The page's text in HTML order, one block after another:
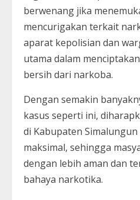
berwenang jika
mencurigakan terkait
aparat kepolisian dan
utama dalam
bersih dari narkoba.
Dengan semakin
kasus seperti ini,
di Kabupaten
maksimal, sehingga
dengan lebih aman dan
bahaya narkotika.